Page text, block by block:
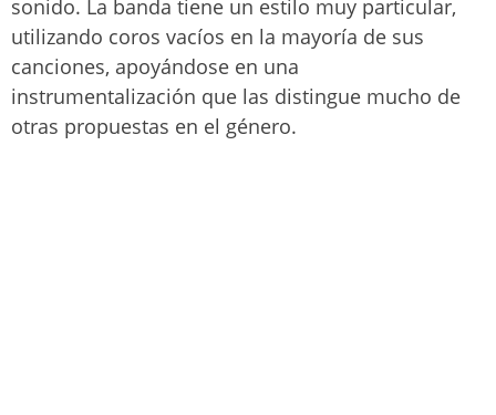
sonido. La banda tiene un estilo muy particular,
utilizando coros vacíos en la mayoría de sus
canciones, apoyándose en una
instrumentalización que las distingue mucho de
otras propuestas en el género.